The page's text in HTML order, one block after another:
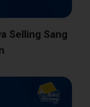
Selling Sang